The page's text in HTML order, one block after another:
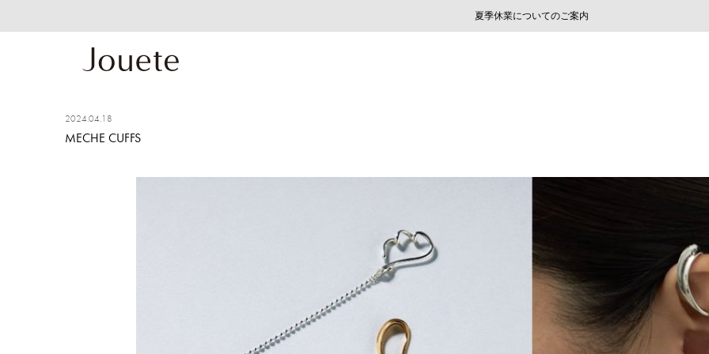
採用のご案内
ご注文いただいたお品物のお届け状況について
夏季休業についてのご案内
WEB LIMITED ITEMS >>
採用のご案内
ご注文いただいたお品物のお届け状況について
2024.04.18
MECHE CUFFS